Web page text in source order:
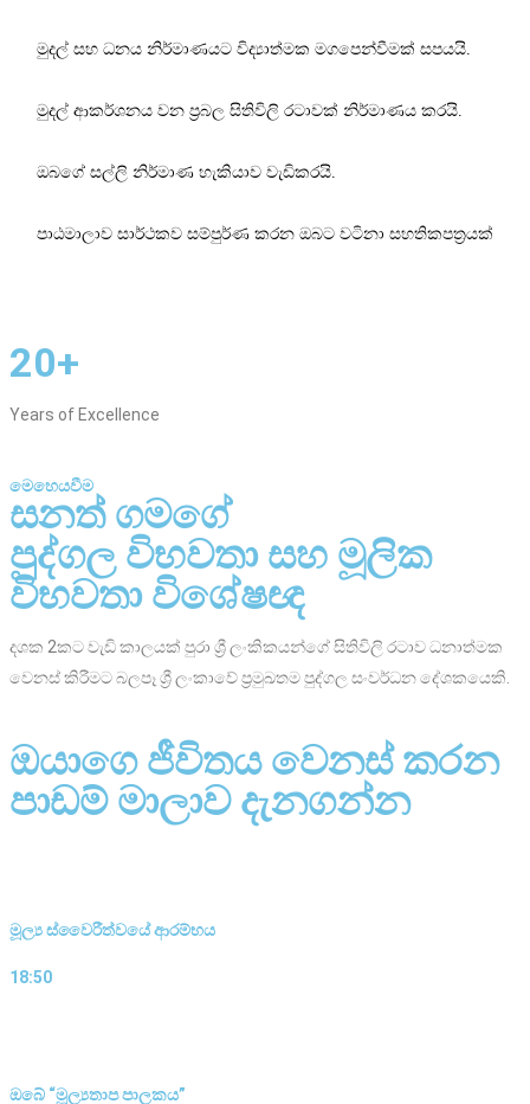
මුදල් සහ ධනය නිර්මාණයට විද්‍යාත්මක මගපෙන්වීමක් සපයයි.
මුදල් ආකර්ශනය වන ප්‍රබල සිතිවිලි රටාවක් නිර්මාණය කරයි.
ඔබගේ සල්ලි නිර්මාණ හැකියාව වැඩිකරයි.
පාඨමාලාව සාර්ථකව සම්පුර්ණ කරන ඔබට වටිනා සහතිකපත්‍රයක්
20+
Years of Excellence
මෙහෙයවීම
සනත් ගමගේ
පුද්ගල විභවතා සහ මූලික
විභවතා විශේෂඥ
දශක 2කට වැඩි කාලයක් පුරා ශ්‍රී ලංකිකයන්ගේ සිතිවිලි රටාව ධනාත්මක
වෙනස් කිරීමට බලපෑ ශ්‍රී ලංකාවේ ප්‍රමුඛතම පුද්ගල සංවර්ධන දේශකයෙකි.
ඔයාගෙ ජීවිතය වෙනස් කරන
පාඩම් මාලාව දැනගන්න
මූල්‍ය ස්වෛරීත්වයේ ආරම්භය
18:50
ඔබේ “මූල්‍යතාප පාලකය”